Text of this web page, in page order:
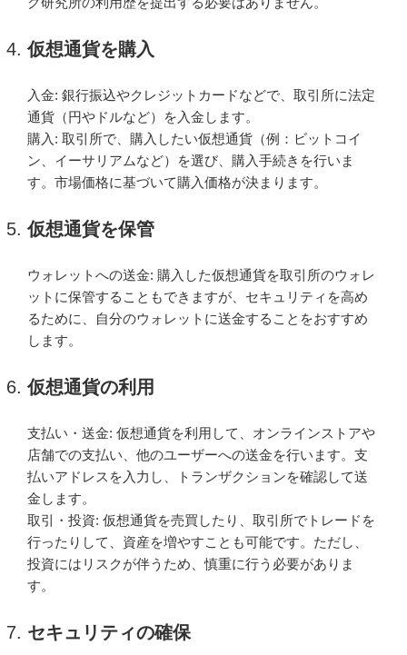
仮想通貨を購入
入金: 銀行振込やクレジットカードなどで、取引所に法定
通貨（円やドルなど）を入金します。
購入: 取引所で、購入したい仮想通貨（例：ビットコイ
ン、イーサリアムなど）を選び、購入手続きを行いま
す。市場価格に基づいて購入価格が決まります。
仮想通貨を保管
ウォレットへの送金: 購入した仮想通貨を取引所のウォレ
ットに保管することもできますが、セキュリティを高め
るために、自分のウォレットに送金することをおすすめ
します。
仮想通貨の利用
支払い・送金: 仮想通貨を利用して、オンラインストアや
店舗での支払い、他のユーザーへの送金を行います。支
払いアドレスを入力し、トランザクションを確認して送
金します。
取引・投資: 仮想通貨を売買したり、取引所でトレードを
行ったりして、資産を増やすことも可能です。ただし、
投資にはリスクが伴うため、慎重に行う必要がありま
す。
セキュリティの確保